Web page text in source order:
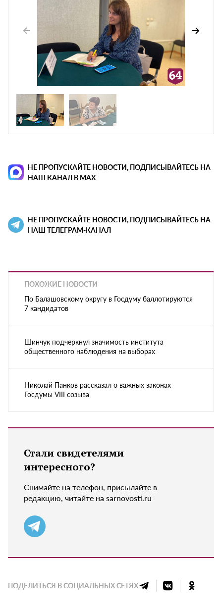
НЕ ПРОПУСКАЙТЕ НОВОСТИ, ПОДПИСЫВАЙТЕСЬ НА
НАШ КАНАЛ В MAX
НЕ ПРОПУСКАЙТЕ НОВОСТИ, ПОДПИСЫВАЙТЕСЬ НА
НАШ ТЕЛЕГРАМ-КАНАЛ
ПОХОЖИЕ НОВОСТИ
По Балашовскому округу в Госдуму баллотируются
7 кандидатов
Шинчук подчеркнул значимость института
общественного наблюдения на выборах
Николай Панков рассказал о важных законах
Госдумы VIII созыва
Стали свидетелями
интересного?
Снимайте на телефон, присылайте в
редакцию, читайте на sarnovosti.ru
ПОДЕЛИТЬСЯ В СОЦИАЛЬНЫХ СЕТЯХ